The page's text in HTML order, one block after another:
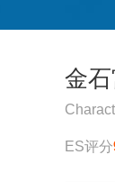
金
ES评分